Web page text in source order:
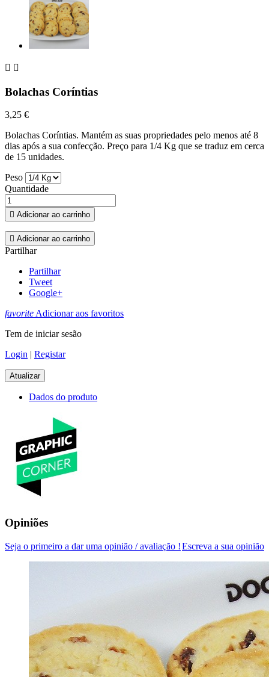
 
Bolachas Coríntias
3,25 €
Bolachas Coríntias. Mantém as suas propriedades pelo menos até 8
dias após a sua confecção. Preço para 1/4 Kg que se traduz em cerca
de 15 unidades.
Peso
Quantidade
 Adicionar ao carrinho
 Adicionar ao carrinho
Partilhar
Partilhar
Tweet
Google+
favoriteAdicionar aos favoritos
Tem de iniciar sesão
Login | Registar
Dados do produto
Opiniões
Escreva a sua opinião
Seja o primeiro a dar uma opinião / avaliação !